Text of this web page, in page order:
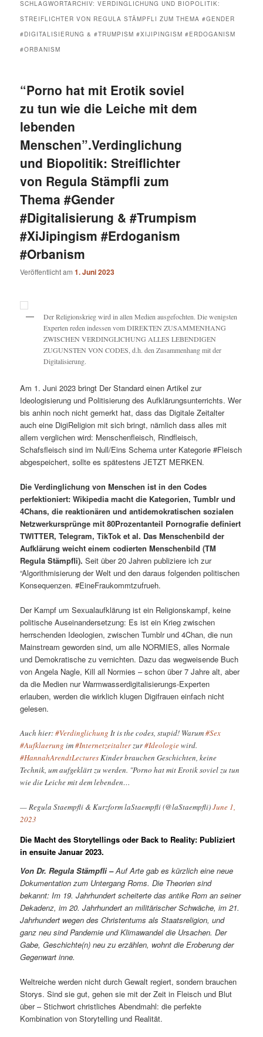
SCHLAGWORTARCHIV:VERDINGLICHUNG UND BIOPOLITIK:
STREIFLICHTER VON REGULA STÄMPFLI ZUM THEMA #GENDER
#DIGITALISIERUNG & #TRUMPISM #XIJIPINGISM #ERDOGANISM
#ORBANISM
“Porno hat mit Erotik soviel
zu tun wie die Leiche mit dem
lebenden
Menschen”.Verdinglichung
und Biopolitik: Streiflichter
von Regula Stämpfli zum
Thema #Gender
#Digitalisierung & #Trumpism
#XiJipingism #Erdoganism
#Orbanism
Veröffentlicht am1. Juni 2023
Der Religionskrieg wird in allen Medien ausgefochten. Die wenigsten
Experten reden indessen vom DIREKTEN ZUSAMMENHANG
ZWISCHEN VERDINGLICHUNG ALLES LEBENDIGEN
ZUGUNSTEN VON CODES, d.h. den Zusammenhang mit der
Digitalisierung.
Am 1. Juni 2023 bringt Der Standard einen Artikel zur
Ideologisierung und Politisierung des Aufklärungsunterrichts. Wer
bis anhin noch nicht gemerkt hat, dass das Digitale Zeitalter
auch eine DigiReligion mit sich bringt, nämlich dass alles mit
allem verglichen wird: Menschenfleisch, Rindfleisch,
Schafsfleisch sind im Null/Eins Schema unter Kategorie #Fleisch
abgespeichert, sollte es spätestens JETZT MERKEN.
Die Verdinglichung von Menschen ist in den Codes
perfektioniert: Wikipedia macht die Kategorien, Tumblr und
4Chans, die reaktionären und antidemokratischen sozialen
Netzwerkursprünge mit 80Prozentanteil Pornografie definiert
TWITTER, Telegram, TikTok et al. Das Menschenbild der
Aufklärung weicht einem codierten Menschenbild (TM
Regula Stämpfli).Seit über 20 Jahren publiziere ich zur
“Algorithmisierung der Welt und den daraus folgenden politischen
Konsequenzen. #EineFraukommtzufrueh.
Der Kampf um Sexualaufklärung ist ein Religionskampf, keine
politische Auseinandersetzung: Es ist ein Krieg zwischen
herrschenden Ideologien, zwischen Tumblr und 4Chan, die nun
Mainstream geworden sind, um alle NORMIES, alles Normale
und Demokratische zu vernichten. Dazu das wegweisende Buch
von Angela Nagle, Kill all Normies – schon über 7 Jahre alt, aber
da die Medien nur Warmwasserdigitalisierungs-Experten
erlauben, werden die wirklich klugen Digifrauen einfach nicht
gelesen.
Auch hier:#Verdinglichung It is the codes, stupid! Warum#Sex
#Aufklaerung im#Internetzeitalterzur#Ideologiewird.
#HannahArendtLecturesKinder brauchen Geschichten, keine
Technik, um aufgeklärt zu werden. "Porno hat mit Erotik soviel zu tun
wie die Leiche mit dem lebenden…
— Regula Staempfli & Kurzform laStaempfli (@laStaempfli)June 1,
2023
Die Macht des Storytellings oder Back to Reality: Publiziert
in ensuite Januar 2023.
Von Dr. Regula Stämpfli –Auf Arte gab es kürzlich eine neue
Dokumentation zum Untergang Roms. Die Theorien sind
bekannt: Im 19. Jahrhundert scheiterte das antike Rom an seiner
Dekadenz, im 20. Jahrhundert an militärischer Schwäche, im 21.
Jahrhundert wegen des Christentums als Staatsreligion, und
ganz neu sind Pandemie und Klimawandel die Ursachen. Der
Gabe, Geschichte(n) neu zu erzählen, wohnt die Eroberung der
Gegenwart inne.
Weltreiche werden nicht durch Gewalt regiert, sondern brauchen
Storys. Sind sie gut, gehen sie mit der Zeit in Fleisch und Blut
über – Stichwort christliches Abendmahl: die perfekte
Kombination von Storytelling und Realität.